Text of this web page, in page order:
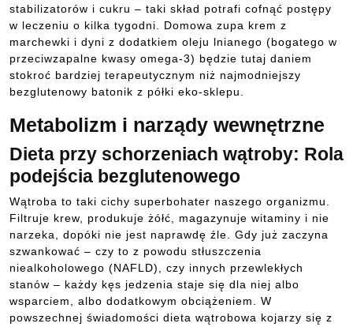
stabilizatorów i cukru – taki skład potrafi cofnąć postępy
w leczeniu o kilka tygodni. Domowa zupa krem z
marchewki i dyni z dodatkiem oleju lnianego (bogatego w
przeciwzapalne kwasy omega-3) będzie tutaj daniem
stokroć bardziej terapeutycznym niż najmodniejszy
bezglutenowy batonik z półki eko-sklepu.
Metabolizm i narządy wewnętrzne
Dieta przy schorzeniach wątroby: Rola
podejścia bezglutenowego
Wątroba to taki cichy superbohater naszego organizmu.
Filtruje krew, produkuje żółć, magazynuje witaminy i nie
narzeka, dopóki nie jest naprawdę źle. Gdy już zaczyna
szwankować – czy to z powodu stłuszczenia
niealkoholowego (NAFLD), czy innych przewlekłych
stanów – każdy kęs jedzenia staje się dla niej albo
wsparciem, albo dodatkowym obciążeniem. W
powszechnej świadomości dieta wątrobowa kojarzy się z